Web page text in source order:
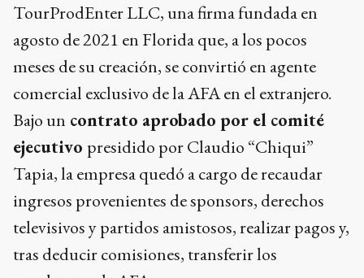
TourProdEnter LLC, una firma fundada en
agosto de 2021 en Florida que, a los pocos
meses de su creación, se convirtió en agente
comercial exclusivo de la AFA en el extranjero.
Bajo un contrato aprobado por el comité
ejecutivo presidido por Claudio “Chiqui”
Tapia, la empresa quedó a cargo de recaudar
ingresos provenientes de sponsors, derechos
televisivos y partidos amistosos, realizar pagos y,
tras deducir comisiones, transferir los